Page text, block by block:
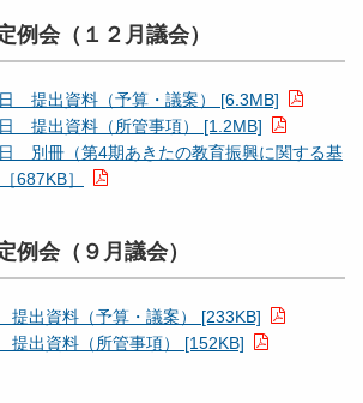
例会（１２月議会）
提出資料（予算・議案） [6.3MB]
提出資料（所管事項） [1.2MB]
別冊（第4期あきたの教育振興に関する基
687KB］
例会（９月議会）
出資料（予算・議案） [233KB]
出資料（所管事項） [152KB]